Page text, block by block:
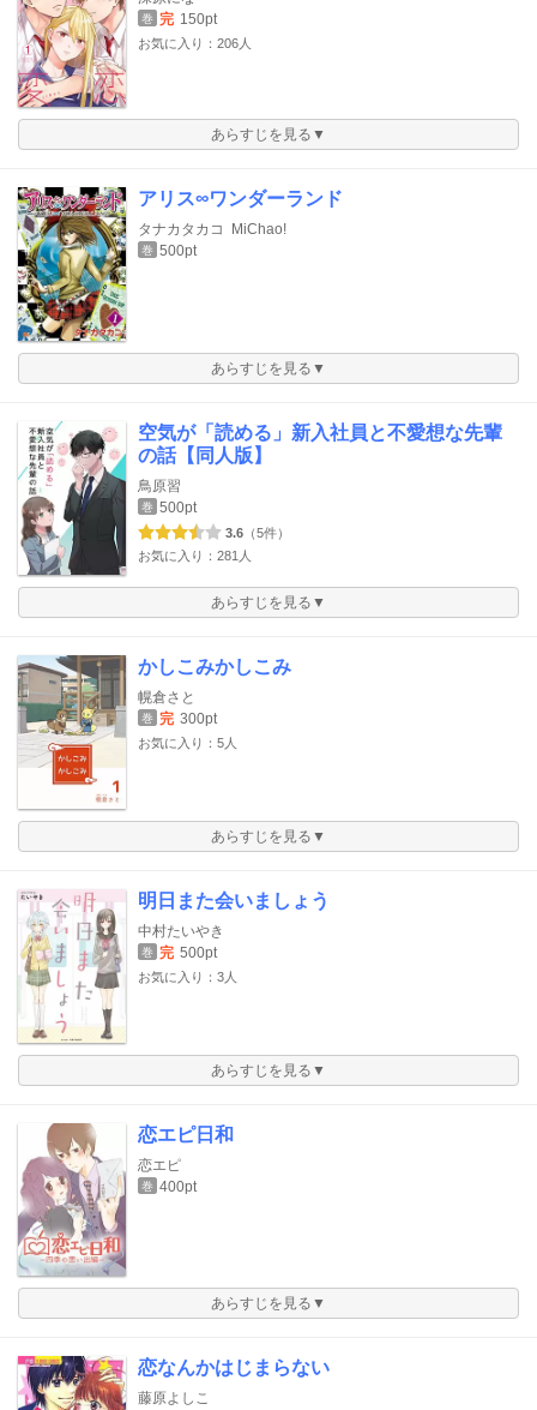
巻 完 150pt
お気に入り：206人
あらすじを見る▼
アリス∞ワンダーランド
タナカタカコ MiChao!
巻 500pt
あらすじを見る▼
空気が「読める」新入社員と不愛想な先輩
の話【同人版】
鳥原習
巻 500pt
3.6 （5件）
お気に入り：281人
あらすじを見る▼
かしこみかしこみ
幌倉さと
巻 完 300pt
お気に入り：5人
あらすじを見る▼
明日また会いましょう
中村たいやき
巻 完 500pt
お気に入り：3人
あらすじを見る▼
恋エピ日和
恋エピ
巻 400pt
あらすじを見る▼
恋なんかはじまらない
藤原よしこ